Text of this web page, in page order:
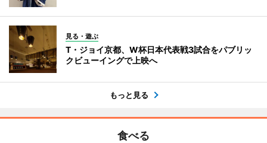
見る・遊ぶ
T・ジョイ京都、W杯日本代表戦3試合をパブリッ
クビューイングで上映へ
もっと見る
食べる